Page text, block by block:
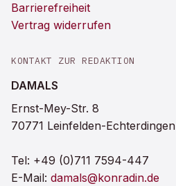
Barrierefreiheit
Vertrag widerrufen
KONTAKT ZUR REDAKTION
DAMALS
Ernst-Mey-Str. 8
70771 Leinfelden-Echterdingen
Tel: +49 (0)711 7594-447
E-Mail: damals@konradin.de